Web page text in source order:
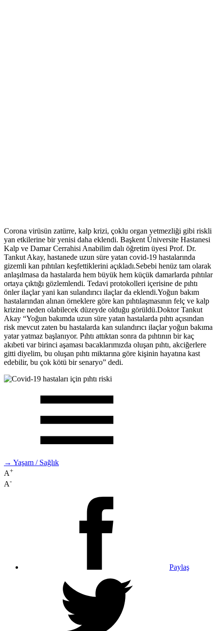
Corona virüsün zatürre, kalp krizi, çoklu organ yetmezliği gibi riskli
yan etkilerine bir yenisi daha eklendi. Başkent Üniversite Hastanesi
Kalp ve Damar Cerrahisi Anabilim dalı öğretim üyesi Prof. Dr.
Tankut Akay, hastanede uzun süre yatan covid-19 hastalarında
gizemli kan pıhtıları keşfettiklerini açıkladı.Sebebi henüz tam olarak
anlaşılmasa da hastalarda hem büyük hem küçük damarlarda pıhtılar
ortaya çıktığı gözlemlendi. Tedavi protokolleri içerisine de pıhtı
önler ilaçlar yani kan sulandırıcı ilaçlar da eklendi.Yoğun bakım
hastalarından alınan örneklere göre kan pıhtılaşmasının felç ve kalp
krizine neden olabilecek düzeyde olduğu görüldü.Doktor Tankut
Akay “Yoğun bakımda uzun süre yatan hastalarda pıhtı açısından
risk mevcut zaten bu hastalarda kan sulandırıcı ilaçlar yoğun bakıma
yatar yatmaz başlanıyor. Pıhtı attıktan sonra da pıhtının bir kaç
akıbeti var birinci aşaması bacaklarımızda oluşan pıhtı, akciğerlere
gitti diyelim, bu oluşan pıhtı miktarına göre kişinin hayatına kast
edebilir, bu çok kötü bir senaryo” dedi.
→ Yaşam / Sağlık
A+
A-
Paylaş